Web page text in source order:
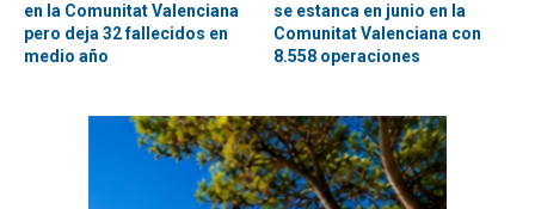
en la Comunitat Valenciana
pero deja 32 fallecidos en
medio año
se estanca en junio en la
Comunitat Valenciana con
8.558 operaciones